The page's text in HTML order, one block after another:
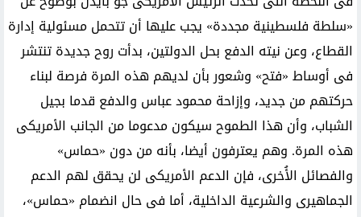
«سلطة فلسطينية مجددة» يجب عليها أن تتحمل مسئولية إدارة
القطاع، وعن نيته الدفع بحل الدولتين، بدأت روح جديدة تنتشر
فى أوساط «فتح» وشعور بأن لديهم هذه المرة فرصة لبناء
حركتهم من جديد، وإزاحة محمود عباس والدفع قدما بجيل
الشباب، وأن هذا الطموح سيكون مدعوما من الجانب الأمريكى
هذه المرة. وهم يعترفون أيضا، بأنه من دون «حماس»
والفصائل الأُخرى، فإن الدعم الأمريكى لن يحقق لهم الدعم
الجماهيرى والشرعية الداخلية، أما فى حال انضمام «حماس»،